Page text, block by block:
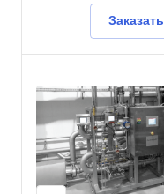
Заказать